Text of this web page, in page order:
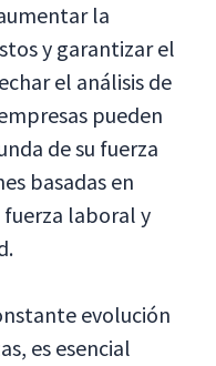
la
y garantizar el
el análisis de
pueden
de su fuerza
basadas en
laboral y
evolución
es esencial